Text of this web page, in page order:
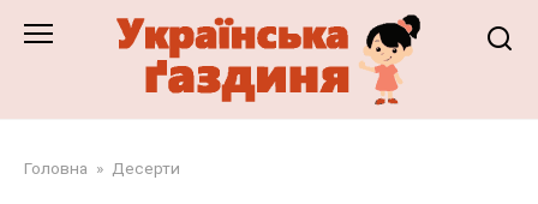
Головна » Десерти